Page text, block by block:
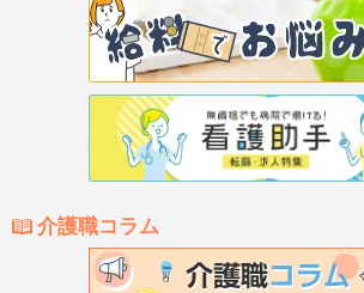
介護職コラム